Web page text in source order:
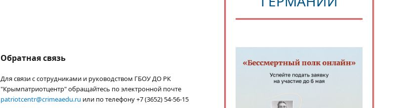
Обратная связь
Для связи с сотрудниками и руководством ГБОУ ДО РК
"Крымпатриотцентр" обращайтесь по электронной почте
patriotcentr@crimeaedu.ru или по телефону +7 (3652) 54-56-15